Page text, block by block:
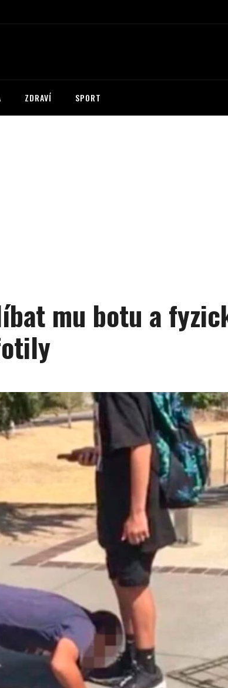
ZDRAVÍ SPORT
mu botu a